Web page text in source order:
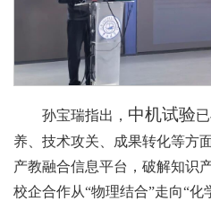
孙宝瑞指出， 中机试验
养、技术攻关、成果转化等方
产教融合信息平台，破解知识
校企合作从“物理结合”走向“